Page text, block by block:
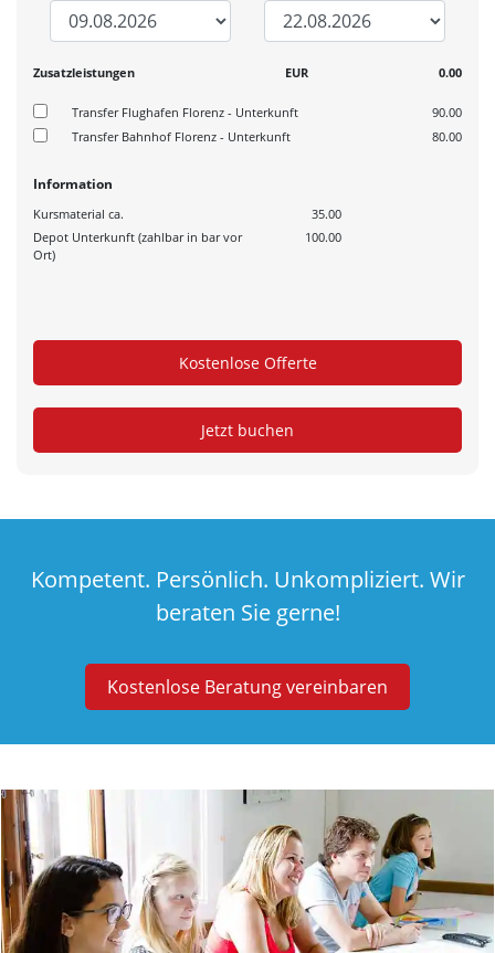
Zusatzleistungen EUR 0.00
Transfer Flughafen Florenz - Unterkunft
90.00
Transfer Bahnhof Florenz - Unterkunft
80.00
Information
Kursmaterial ca.
35.00
Depot Unterkunft (zahlbar in bar vor
Ort)
100.00
Kompetent. Persönlich. Unkompliziert. Wir
beraten Sie gerne!
Kostenlose Beratung vereinbaren